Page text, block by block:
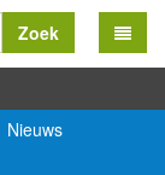
Zoek
Nieuws